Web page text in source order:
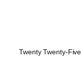
Twenty Twenty-Five